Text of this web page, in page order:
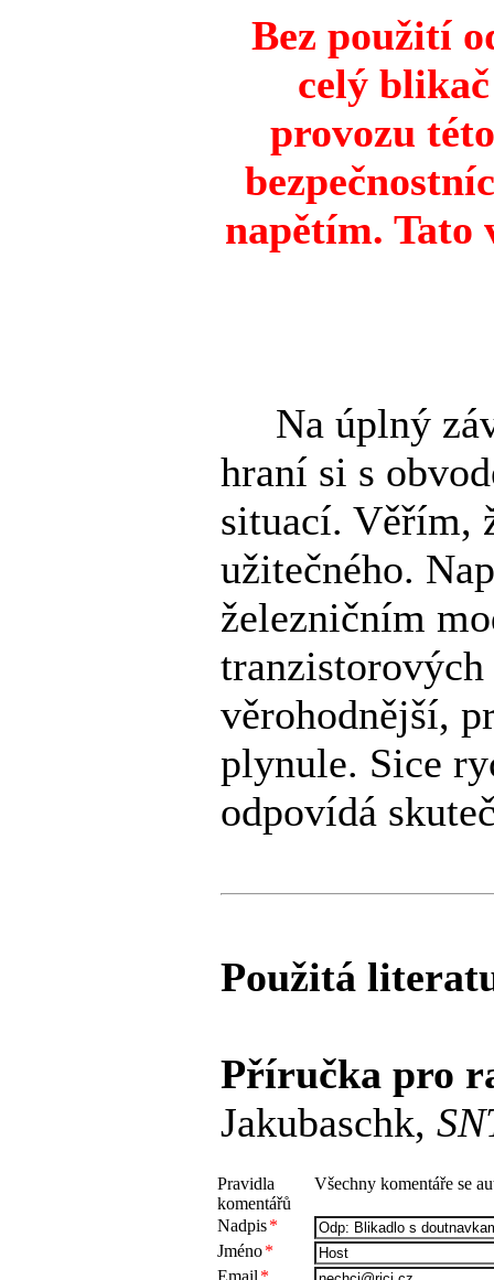
Bez použití
celý
provozu
napětím. Tato
Na úplný
hraní si s
situací. Věřím,
užitečného.
železničním
věrohodnější,
plynule. Sice
odpovídá
Použitá
Příručka pro
Jakubaschk,
Pravidla
komentářů
Všechny komentáře se
Nadpis*
Jméno*
Email *